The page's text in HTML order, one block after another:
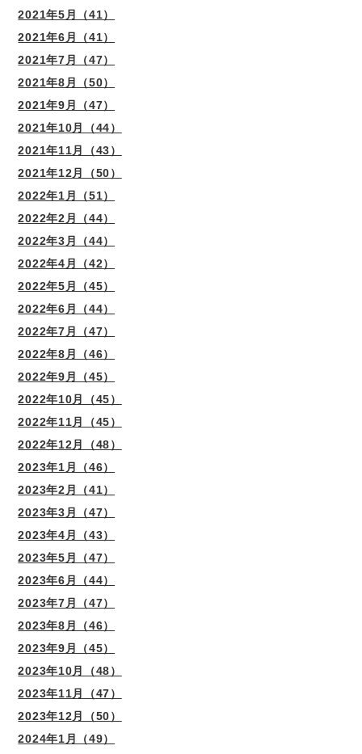
2021年5月（41）
2021年6月（41）
2021年7月（47）
2021年8月（50）
2021年9月（47）
2021年10月（44）
2021年11月（43）
2021年12月（50）
2022年1月（51）
2022年2月（44）
2022年3月（44）
2022年4月（42）
2022年5月（45）
2022年6月（44）
2022年7月（47）
2022年8月（46）
2022年9月（45）
2022年10月（45）
2022年11月（45）
2022年12月（48）
2023年1月（46）
2023年2月（41）
2023年3月（47）
2023年4月（43）
2023年5月（47）
2023年6月（44）
2023年7月（47）
2023年8月（46）
2023年9月（45）
2023年10月（48）
2023年11月（47）
2023年12月（50）
2024年1月（49）